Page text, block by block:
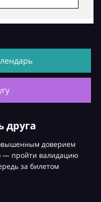
друга
доверием
— пройти валидацию
за билетом